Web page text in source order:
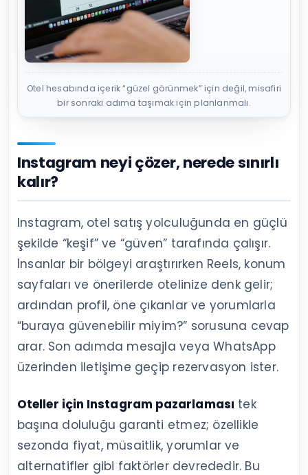
Otel hesabında içerik “güzel görünmek” için değil, misafiri
bir sonraki adıma taşımak için planlanmalı.
Instagram neyi çözer, nerede sınırlı
kalır?
Instagram, otel satış yolculuğunda en güçlü
şekilde “keşif” ve “güven” tarafında çalışır.
İnsanlar bir bölgeyi araştırırken Reels, konum
sayfaları ve önerilerde otelinize denk gelir;
ardından profil, öne çıkanlar ve yorumlarla
“buraya güvenebilir miyim?” sorusuna cevap
arar. Son adımda mesajla veya WhatsApp
üzerinden iletişime geçip rezervasyon ister.
Oteller için Instagram pazarlaması tek
başına doluluğu garanti etmez; özellikle
sezonda fiyat, müsaitlik, yorumlar ve
alternatifler gibi faktörler devrededir. Bu